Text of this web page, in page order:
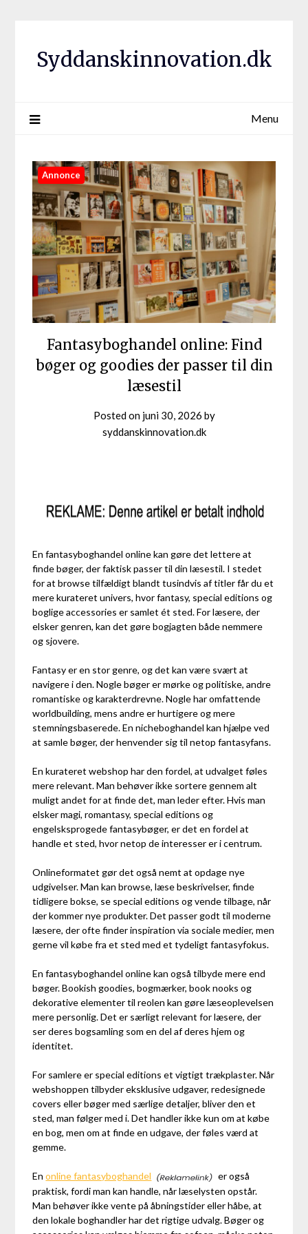
Syddanskinnovation.dk
Menu
Annonce
Fantasyboghandel online: Find
bøger og goodies der passer til din
læsestil
Posted on juni 30, 2026 by
syddanskinnovation.dk
En fantasyboghandel online kan gøre det lettere at
finde bøger, der faktisk passer til din læsestil. I stedet
for at browse tilfældigt blandt tusindvis af titler får du et
mere kurateret univers, hvor fantasy, special editions og
boglige accessories er samlet ét sted. For læsere, der
elsker genren, kan det gøre bogjagten både nemmere
og sjovere.
Fantasy er en stor genre, og det kan være svært at
navigere i den. Nogle bøger er mørke og politiske, andre
romantiske og karakterdrevne. Nogle har omfattende
worldbuilding, mens andre er hurtigere og mere
stemningsbaserede. En nicheboghandel kan hjælpe ved
at samle bøger, der henvender sig til netop fantasyfans.
En kurateret webshop har den fordel, at udvalget føles
mere relevant. Man behøver ikke sortere gennem alt
muligt andet for at finde det, man leder efter. Hvis man
elsker magi, romantasy, special editions og
engelsksprogede fantasybøger, er det en fordel at
handle et sted, hvor netop de interesser er i centrum.
Onlineformatet gør det også nemt at opdage nye
udgivelser. Man kan browse, læse beskrivelser, finde
tidligere bokse, se special editions og vende tilbage, når
der kommer nye produkter. Det passer godt til moderne
læsere, der ofte finder inspiration via sociale medier, men
gerne vil købe fra et sted med et tydeligt fantasyfokus.
En fantasyboghandel online kan også tilbyde mere end
bøger. Bookish goodies, bogmærker, book nooks og
dekorative elementer til reolen kan gøre læseoplevelsen
mere personlig. Det er særligt relevant for læsere, der
ser deres bogsamling som en del af deres hjem og
identitet.
For samlere er special editions et vigtigt trækplaster. Når
webshoppen tilbyder eksklusive udgaver, redesignede
covers eller bøger med særlige detaljer, bliver den et
sted, man følger med i. Det handler ikke kun om at købe
en bog, men om at finde en udgave, der føles værd at
gemme.
Enonline fantasyboghandel
er også
praktisk, fordi man kan handle, når læselysten opstår.
Man behøver ikke vente på åbningstider eller håbe, at
den lokale boghandler har det rigtige udvalg. Bøger og